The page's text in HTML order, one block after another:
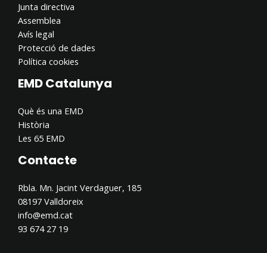
Junta directiva
Assemblea
Avís legal
Protecció de dades
Política cookies
EMD Catalunya
Què és una EMD
Història
Les 65 EMD
Contacte
Rbla. Mn. Jacint Verdaguer, 185
08197 Valldoreix
info@emd.cat
93 674 27 19